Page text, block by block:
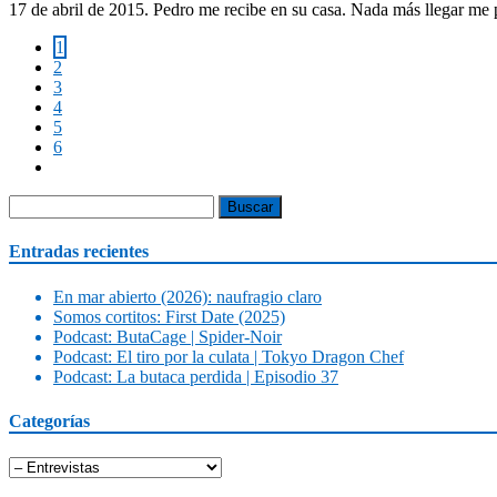
17 de abril de 2015. Pedro me recibe en su casa. Nada más llegar
1
2
3
4
5
6
Entradas recientes
En mar abierto (2026): naufragio claro
Somos cortitos: First Date (2025)
Podcast: ButaCage | Spider-Noir
Podcast: El tiro por la culata | Tokyo Dragon Chef
Podcast: La butaca perdida | Episodio 37
Categorías
Categorías